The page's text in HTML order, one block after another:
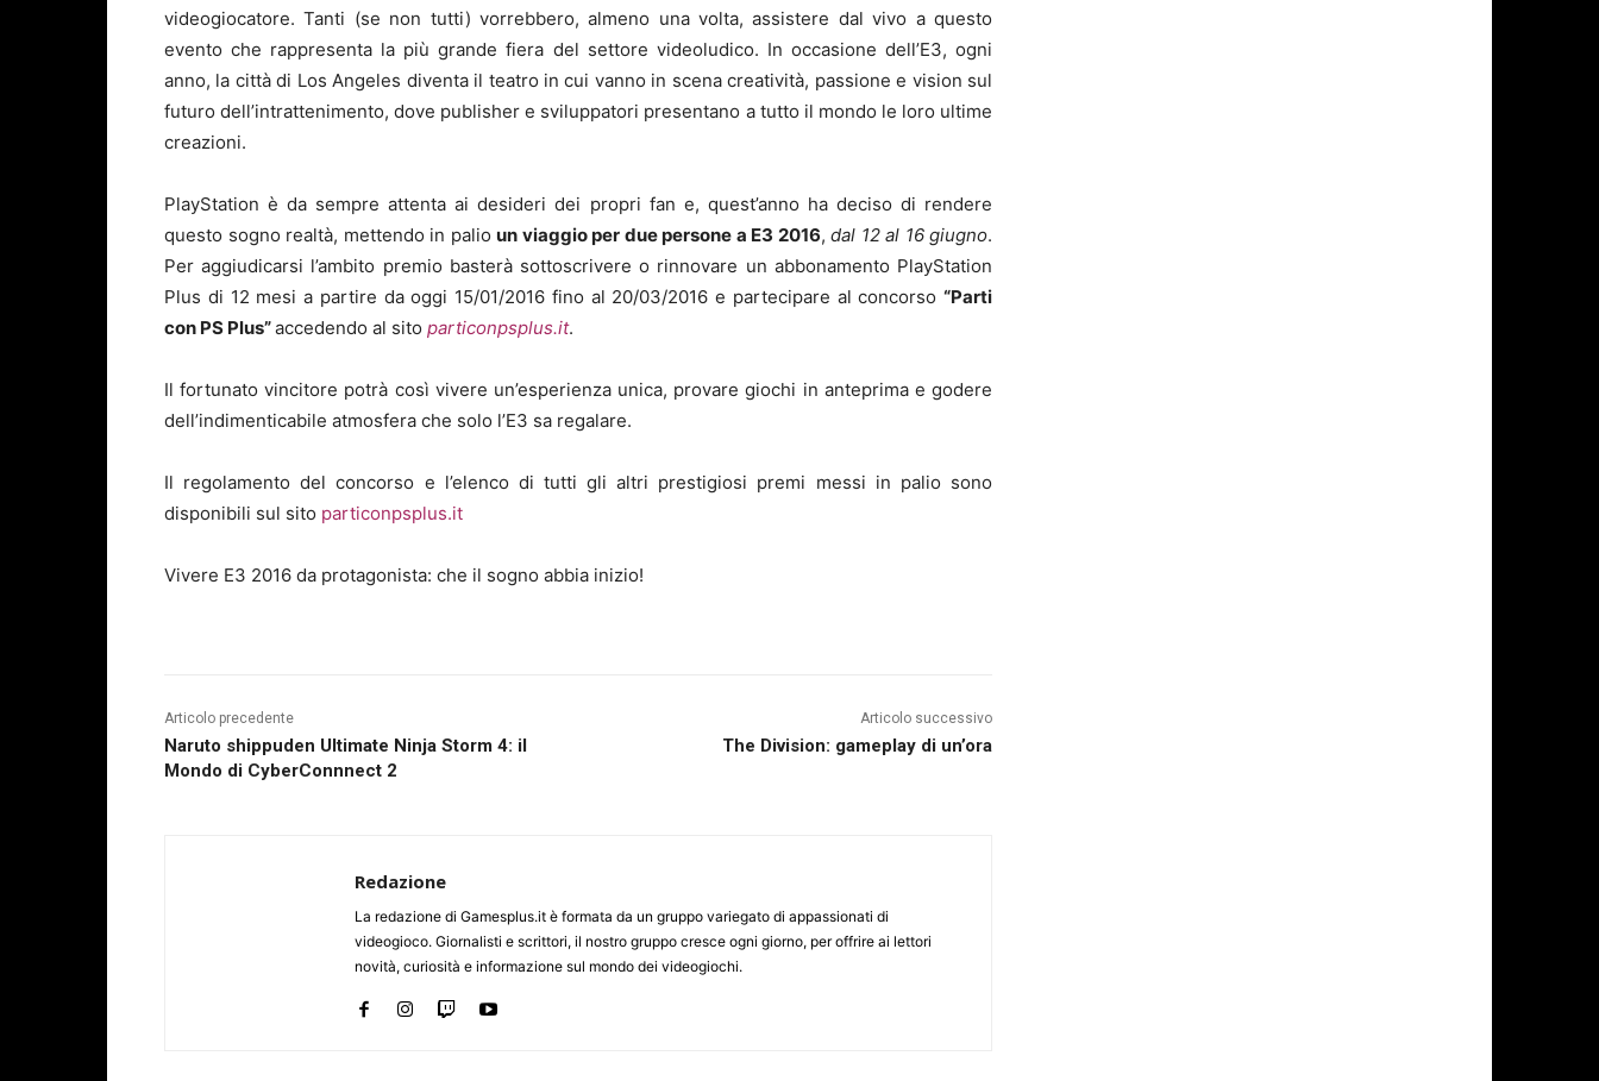
videogiocatore. Tanti (se non tutti) vorrebbero, almeno una volta, assistere dal vivo a questo
evento che rappresenta la più grande fiera del settore videoludico. In occasione dell’E3, ogni
anno, la città di Los Angeles diventa il teatro in cui vanno in scena creatività, passione e vision sul
futuro dell’intrattenimento, dove publisher e sviluppatori presentano a tutto il mondo le loro ultime
creazioni.
PlayStation è da sempre attenta ai desideri dei propri fan e, quest’anno ha deciso di rendere
questo sogno realtà, mettendo in palio un viaggio per due persone a E3 2016, dal 12 al 16 giugno.
Per aggiudicarsi l’ambito premio basterà sottoscrivere o rinnovare un abbonamento PlayStation
Plus di 12 mesi a partire da oggi 15/01/2016 fino al 20/03/2016 e partecipare al concorso “Parti
con PS Plus”accedendo al sito particonpsplus.it.
Il fortunato vincitore potrà così vivere un’esperienza unica, provare giochi in anteprima e godere
dell’indimenticabile atmosfera che solo l’E3 sa regalare.
Il regolamento del concorso e l’elenco di tutti gli altri prestigiosi premi messi in palio sono
disponibili sul sito particonpsplus.it
Vivere E3 2016 da protagonista: che il sogno abbia inizio!
Articolo precedente
Naruto shippuden Ultimate Ninja Storm 4: il
Mondo di CyberConnnect 2
Articolo successivo
The Division: gameplay di un’ora
Redazione
La redazione di Gamesplus.it è formata da un gruppo variegato di appassionati di
videogioco. Giornalisti e scrittori, il nostro gruppo cresce ogni giorno, per offrire ai lettori
novità, curiosità e informazione sul mondo dei videogiochi.